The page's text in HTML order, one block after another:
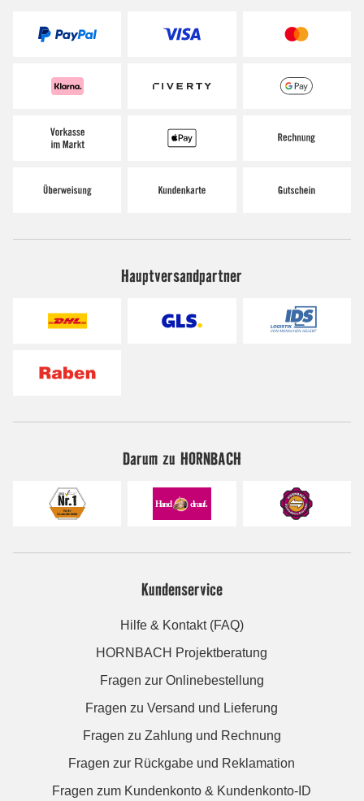
Hauptversandpartner
Darum zu HORNBACH
Kundenservice
Hilfe & Kontakt (FAQ)
HORNBACH Projektberatung
Fragen zur Onlinebestellung
Fragen zu Versand und Lieferung
Fragen zu Zahlung und Rechnung
Fragen zur Rückgabe und Reklamation
Fragen zum Kundenkonto & Kundenkonto-ID